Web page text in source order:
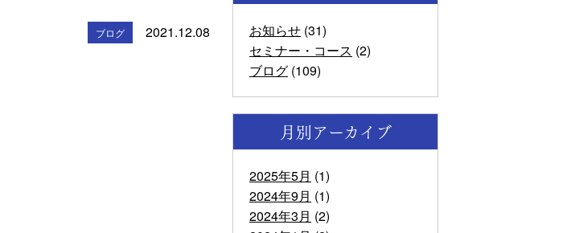
ブログ
2021.12.08
お知らせ (31)
セミナー・コース (2)
ブログ (109)
月別アーカイブ
2025年5月 (1)
2024年9月 (1)
2024年3月 (2)